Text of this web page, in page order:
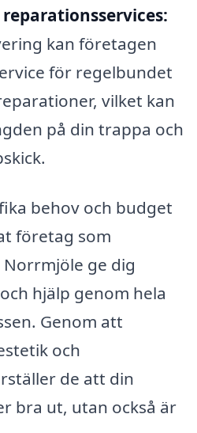
kan företagen
för regelbundet
vilket kan
på din trappa och
behov och budget
företag som
ge dig
hjälp genom hela
Genom att
och
de att din
bra ut, utan också är